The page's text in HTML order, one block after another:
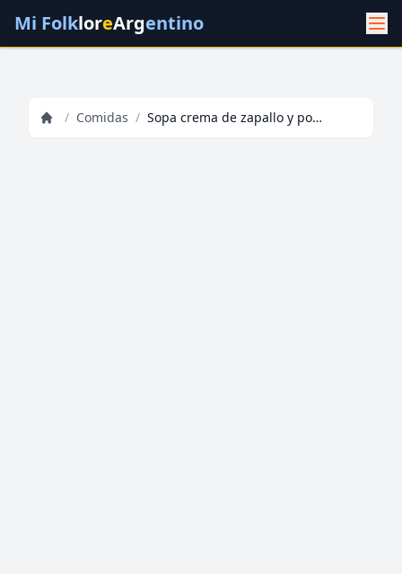
Mi FolkloreArgentino
/ Comidas / Sopa crema de zapallo y porotos de soja